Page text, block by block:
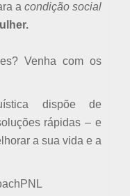
a condição social
Venha com os
dispõe de
rápidas – e
a sua vida e a